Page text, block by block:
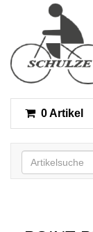
0 Artikel